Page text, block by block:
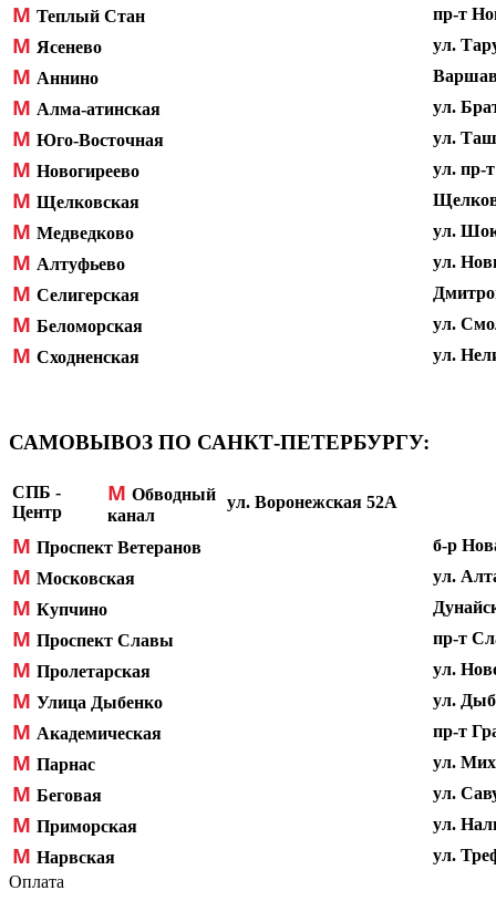
М Теплый Стан пр-т
М Ясенево ул.
М Аннино
М Алма-атинская ул.
М Юго-Восточная ул.
М Новогиреево ул. пр-
М Щелковская
М Медведково ул.
М Алтуфьево ул.
М Селигерская
М Беломорская ул.
М Сходненская ул.
САМОВЫВОЗ ПО САНКТ-ПЕТЕРБУРГУ:
СПБ -
Центр
М Обводный
канал
ул. Воронежская 52А
М Проспект Ветеранов б-р
М Московская ул.
М Купчино
М Проспект Славы пр-т
М Пролетарская ул.
М Улица Дыбенко ул.
М Академическая пр-т
М Парнас ул.
М Беговая ул.
М Приморская ул.
М Нарвская
ул.
Оплата